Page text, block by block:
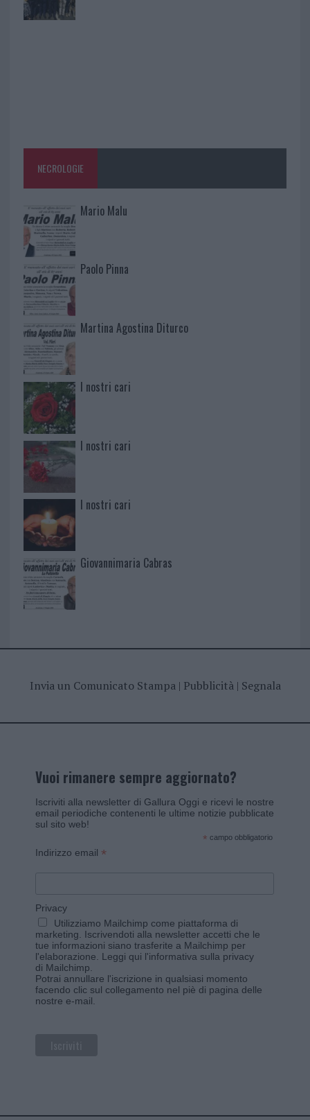
NECROLOGIE
Mario Malu
Paolo Pinna
Martina Agostina Diturco
I nostri cari
I nostri cari
I nostri cari
Giovannimaria Cabras
Invia un Comunicato Stampa| Pubblicità| Segnala
Vuoi rimanere sempre aggiornato?
Iscriviti alla newsletter di Gallura Oggi e ricevi le nostre
email periodiche contenenti le ultime notizie pubblicate
sul sito web!
* campo obbligatorio
Indirizzo email *
Privacy
Utilizziamo Mailchimp come piattaforma di
marketing. Iscrivendoti alla newsletter accetti che le
tue informazioni siano trasferite a Mailchimp per
l'elaborazione. Leggi qui l'informativa sulla privacy
di Mailchimp
Potrai annullare l'iscrizione in qualsiasi momento
facendo clic sul collegamento nel piè di pagina delle
nostre e-mail.